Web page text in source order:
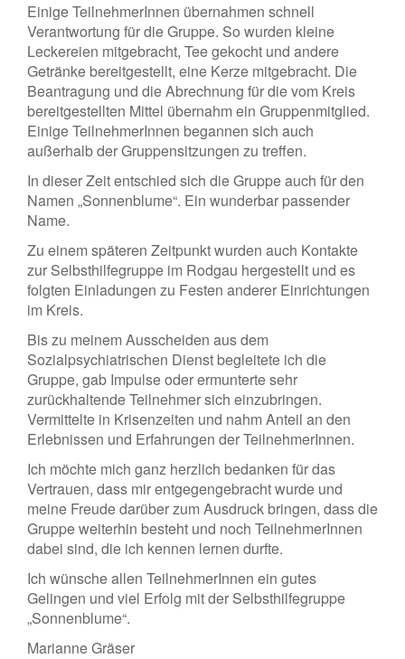
Einige TeilnehmerInnen übernahmen schnell
Verantwortung für die Gruppe. So wurden kleine
Leckereien mitgebracht, Tee gekocht und andere
Getränke bereitgestellt, eine Kerze mitgebracht. Die
Beantragung und die Abrechnung für die vom Kreis
bereitgestellten Mittel übernahm ein Gruppenmitglied.
Einige TeilnehmerInnen begannen sich auch
außerhalb der Gruppensitzungen zu treffen.
In dieser Zeit entschied sich die Gruppe auch für den
Namen „Sonnenblume“. Ein wunderbar passender
Name.
Zu einem späteren Zeitpunkt wurden auch Kontakte
zur Selbsthilfegruppe im Rodgau hergestellt und es
folgten Einladungen zu Festen anderer Einrichtungen
im Kreis.
Bis zu meinem Ausscheiden aus dem
Sozialpsychiatrischen Dienst begleitete ich die
Gruppe, gab Impulse oder ermunterte sehr
zurückhaltende Teilnehmer sich einzubringen.
Vermittelte in Krisenzeiten und nahm Anteil an den
Erlebnissen und Erfahrungen der TeilnehmerInnen.
Ich möchte mich ganz herzlich bedanken für das
Vertrauen, dass mir entgegengebracht wurde und
meine Freude darüber zum Ausdruck bringen, dass die
Gruppe weiterhin besteht und noch TeilnehmerInnen
dabei sind, die ich kennen lernen durfte.
Ich wünsche allen TeilnehmerInnen ein gutes
Gelingen und viel Erfolg mit der Selbsthilfegruppe
„Sonnenblume“.
Marianne Gräser